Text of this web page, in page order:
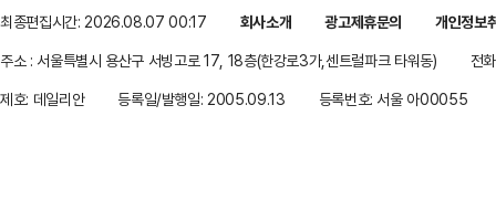
최종편집시간: 2026.08.07 00:17 회사소개 광고제휴문의
개인정보
주소 : 서울특별시 용산구 서빙고로 17, 18층(한강로3가,센트럴파크 타워동)
전
제호: 데일리안
등록일/발행일: 2005.09.13 등록번호: 서울 아00055